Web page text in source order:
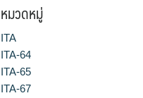
หมวดหมู่
ITA
ITA-64
ITA-65
ITA-67